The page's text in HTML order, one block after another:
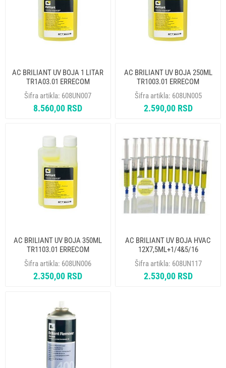
AC BRILIANT UV BOJA 1 LITAR
TR1A03.01 ERRECOM
Šifra artikla: 608UN007
8.560,00 RSD
AC BRILIANT UV BOJA 250ML
TR1003.01 ERRECOM
Šifra artikla: 608UN005
2.590,00 RSD
AC BRILIANT UV BOJA 350ML
TR1103.01 ERRECOM
Šifra artikla: 608UN006
2.350,00 RSD
AC BRILIANT UV BOJA HVAC
12X7,5ML+1/4&5/16
TR1068.A12.J9 ERRECOM
Šifra artikla: 608UN117
2.530,00 RSD